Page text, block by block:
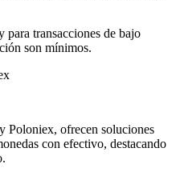
para transacciones de bajo
son mínimos.
Poloniex, ofrecen soluciones
con efectivo, destacando